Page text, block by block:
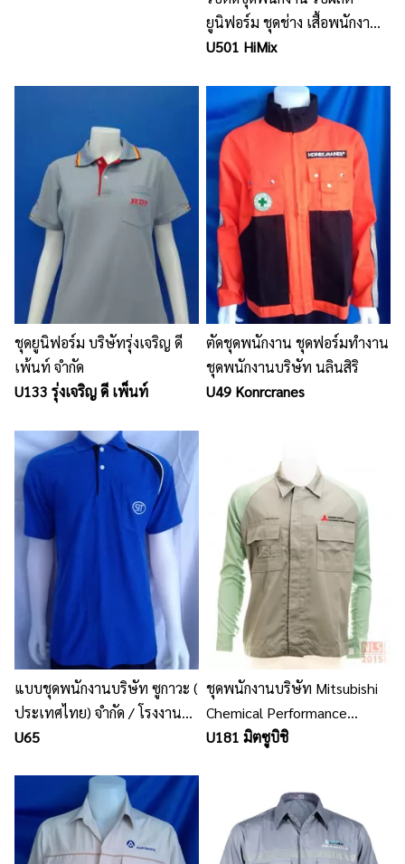
ยูนิฟอร์ม ชุดช่าง เสื้อพนักงาน
ชุดพนักงานโรงงาน บริษัท
ศรีราชา
U501 HiMix
ชุดยูนิฟอร์ม บริษัทรุ่งเจริญ ดี
เพ้นท์ จำกัด
U133 รุ่งเจริญ ดี เพ็นท์
ตัดชุดพนักงาน ชุดฟอร์มทำงาน
ชุดพนักงานบริษัท นลินสิริ
U49 Konrcranes
แบบชุดพนักงานบริษัท ซูกาวะ (
ประเทศไทย) จำกัด / โรงงาน
ผลิตชุดยูนิฟอร์มพนักงาน เสื้อ
U65
ชุดพนักงานบริษัท Mitsubishi
Chemical Performance
Polymers THAILAND
U181 มิตซูบิชิ